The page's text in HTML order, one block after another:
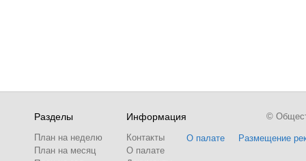
Разделы
План на неделю
План на месяц
Информация
Контакты
О палате
О палате Размещение
©